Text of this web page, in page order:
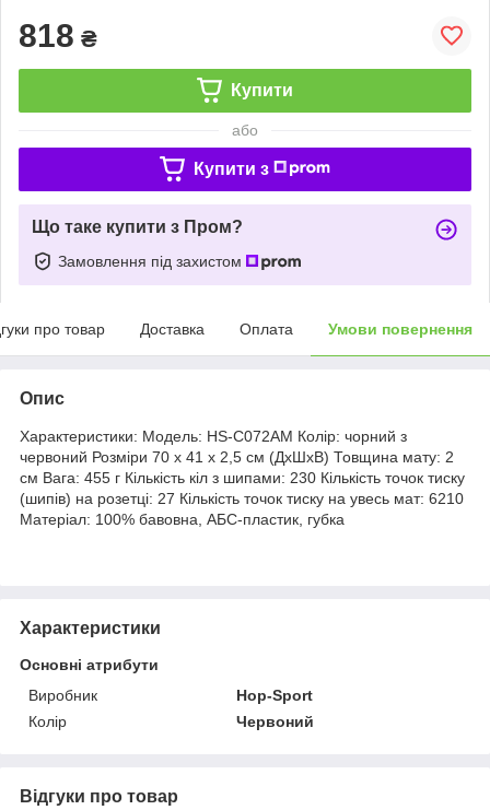
818 ₴
Купити
або
Купити з
Що таке купити з Пром?
Замовлення під захистом
про товар Доставка Оплата Умови повернення
Опис
Характеристики: Модель: HS-C072AM Колір: чорний з
червоний Розміри 70 х 41 х 2,5 см (ДхШхВ) Товщина мату: 2
см Вага: 455 г Кількість кіл з шипами: 230 Кількість точок тиску
(шипів) на розетці: 27 Кількість точок тиску на увесь мат: 6210
Матеріал: 100% бавовна, АБС-пластик, губка
Характеристики
Основні атрибути
Виробник
Hop-Sport
Колір
Червоний
Відгуки про товар